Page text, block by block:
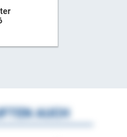
AUCH